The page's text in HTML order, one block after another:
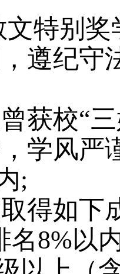
文特别
遵纪守
获校“
学风严
;
得如下
名8%以